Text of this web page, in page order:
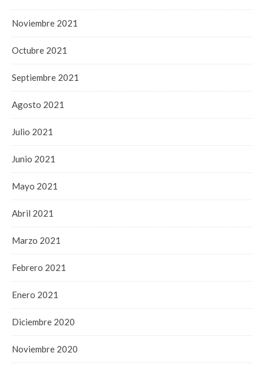
Noviembre 2021
Octubre 2021
Septiembre 2021
Agosto 2021
Julio 2021
Junio 2021
Mayo 2021
Abril 2021
Marzo 2021
Febrero 2021
Enero 2021
Diciembre 2020
Noviembre 2020